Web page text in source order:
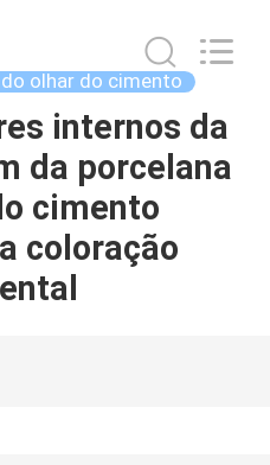
olhar do cimento
internos da
da porcelana
cimento
coloração